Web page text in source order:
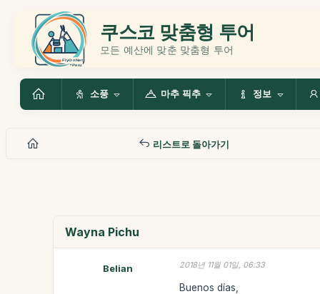
쿠스코 맞춤형 투어
모든 예산에 맞춘 맞춤형 투어
소풍 마추 픽추 정보
리스트로 돌아가기
Wayna Pichu
Belian 2018년 11월 01일, 06:33
Buenos días,